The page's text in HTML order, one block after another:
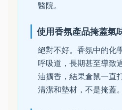
醫院。
使用香氛產品掩蓋氣
絕對不好。香氛中的化
呼吸道，長期甚至導致
油擴香，結果倉鼠一直
清潔和墊材，不是掩蓋。